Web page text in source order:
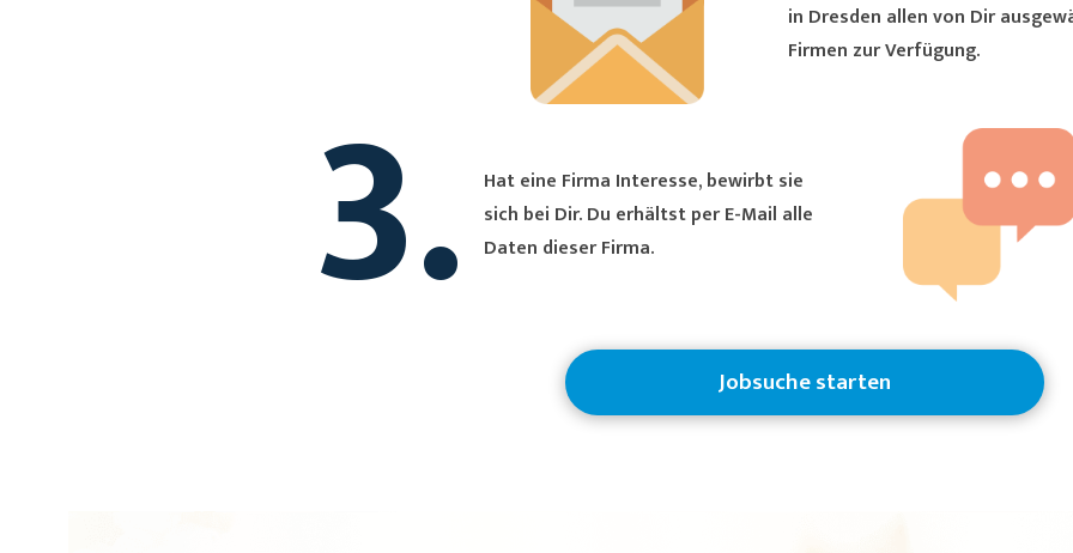
in Dresden allen von Dir ausgewählten
Firmen zur Verfügung.
3.
Hat eine Firma Interesse, bewirbt sie
sich bei Dir. Du erhältst per E-Mail alle
Daten dieser Firma.
Jobsuche starten